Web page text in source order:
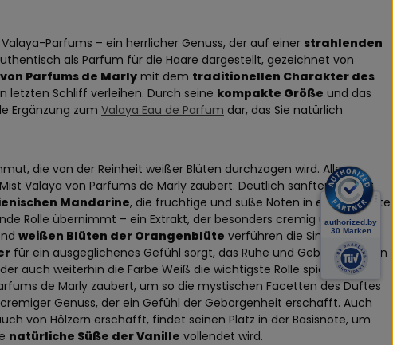
Parfums – ein herrlicher Genuss, der auf einer strahlenden
als Parfum für die Haare dargestellt, gezeichnet von
Parfums de Marlymit dem traditionellen Charakter des
letzten Schliff verleihen. Durch seine kompakte Größe und das
Ergänzung zum Valaya Eau de Parfum dar, das Sie natürlich
die von der Reinheit weißer Blüten durchzogen wird. Alles
Valaya von Parfums de Marly zaubert. Deutlich sanfter bewegt
Mandarine, die fruchtige und süße Noten in eine perfekte
Rolle übernimmt – ein Extrakt, der besonders cremig und pudrig
weißen Blüten der Orangenblüte verführen die Sinne und
für ein ausgeglichenes Gefühl sorgt, das Ruhe und Geborgenheit in
auch weiterhin die Farbe Weiß die wichtigste Rolle spielen wird –
de Marly zaubert, um so die mystischen Facetten des Duftes
Genuss, der ein Gefühl der Geborgenheit erschafft. Auch
von Hölzern erschafft, findet seinen Platz in der Basisnote, um
natürliche Süße der Vanille vollendet wird.